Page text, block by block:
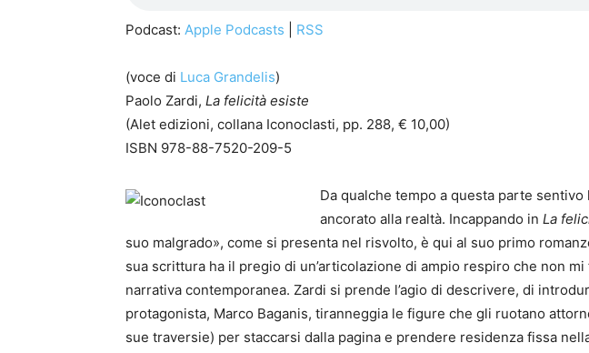
Podcast: Apple Podcasts RSS
(voce di Luca Grandelis)
Paolo Zardi, La felicità esiste
(Alet edizioni, collana Iconoclasti, pp. 288, € 10,00)
ISBN 978-88-7520-209-5
Da qualche tempo a questa parte
ancorato alla realtà. Incappando in La
suo malgrado», come si presenta nel risvolto, è qui al suo primo
sua scrittura ha il pregio di un’articolazione di ampio respiro che non
narrativa contemporanea. Zardi si prende l’agio di descrivere, di
protagonista, Marco Baganis, tiranneggia le figure che gli ruotano
sue traversie) per staccarsi dalla pagina e prendere residenza fissa